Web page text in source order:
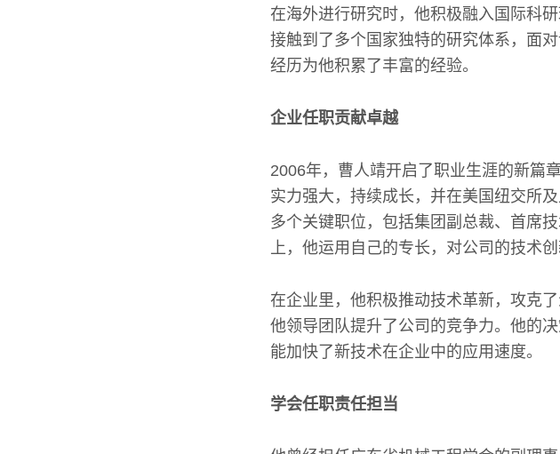
在海外进行研究时，他积极融入国际科
接触到了多个国家独特的研究体系，面
经历为他积累了丰富的经验。
企业任职贡献卓越
2006年，曹人靖开启了职业生涯的新篇
实力强大，持续成长，并在美国纽交所
多个关键职位，包括集团副总裁、首席
上，他运用自己的专长，对公司的技术
在企业里，他积极推动技术革新，攻克
他领导团队提升了公司的竞争力。他的
能加快了新技术在企业中的应用速度。
学会任职责任担当